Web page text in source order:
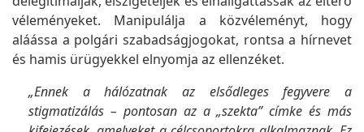
véleményeket. Manipulálja a közvéleményt, hogy
aláássa a polgári szabadságjogokat, rontsa a hírnevet
és hamis ürügyekkel elnyomja az ellenzéket.
„Ennek a hálózatnak az elsődleges fegyvere a
stigmatizálás – pontosan az a „szekta” címke és más